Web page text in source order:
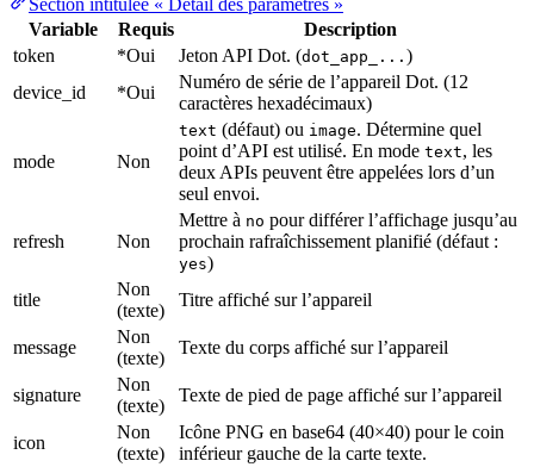
Section intitulée « Détail des paramètres »
Variable
Requis
Description
token
*Oui Jeton API Dot. (dot_app_... )
device_id
*Oui
Numéro de série de l’appareil Dot. (12
caractères hexadécimaux)
mode Non
text (défaut) ou image. Détermine quel
point d’API est utilisé. En mode text, les
deux APIs peuvent être appelées lors d’un
seul envoi.
refresh Non
Mettre à no pour différer l’affichage jusqu’au
prochain rafraîchissement planifié (défaut :
yes)
title
Non
(texte)
Titre affiché sur l’appareil
message
Non
(texte)
Texte du corps affiché sur l’appareil
signature
Non
(texte)
Texte de pied de page affiché sur l’appareil
icon
Non
(texte)
Icône PNG en base64 (40×40) pour le coin
inférieur gauche de la carte texte.